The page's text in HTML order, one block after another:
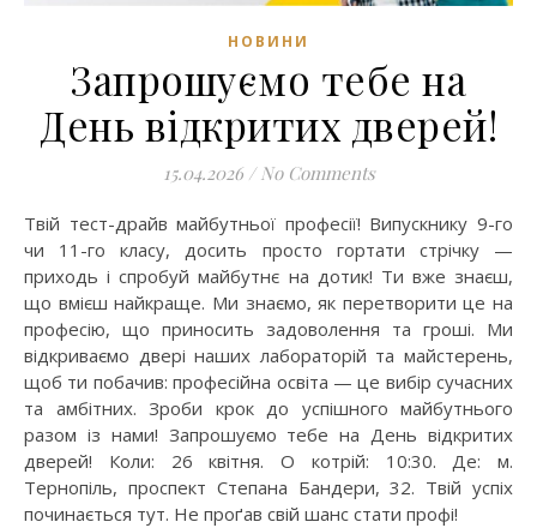
НОВИНИ
Запрошуємо тебе на
День відкритих дверей!
15.04.2026 / No Comments
Твій тест-драйв майбутньої професії! Випускнику 9-го
чи 11-го класу, досить просто гортати стрічку —
приходь і спробуй майбутнє на дотик! Ти вже знаєш,
що вмієш найкраще. Ми знаємо, як перетворити це на
професію, що приносить задоволення та гроші. Ми
відкриваємо двері наших лабораторій та майстерень,
щоб ти побачив: професійна освіта — це вибір сучасних
та амбітних. Зроби крок до успішного майбутнього
разом із нами! Запрошуємо тебе на День відкритих
дверей! Коли: 26 квітня. О котрій: 10:30. Де: м.
Тернопіль, проспект Степана Бандери, 32. Твій успіх
починається тут. Не проґав свій шанс стати профі!